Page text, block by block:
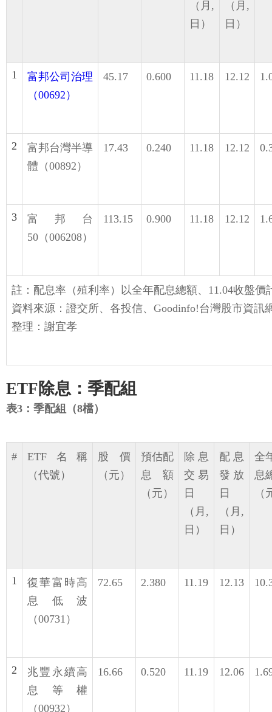
（月,
日）
（月,
日）
1
富邦公司治理
（00692）
45.17 0.600 11.18 12.12
2
富邦台灣半導
體（00892）
17.43 0.240 11.18 12.12
3
富邦台
50（006208）
113.15 0.900 11.18 12.12
註：配息率（殖利率）以全年配息總額、11.04收盤價
資料來源：證交所、各投信、Goodinfo!台灣股市資訊
整理：謝宜孝
ETF除息：季配組
表3：季配組（8檔）
#
ETF名稱
（代號）
股價
（元）
預估配
息額
（元）
除息
交易
日
（月,
日）
配息
發放
日
（月,
日）
全
息
（
1
復華富時高
息低波
（00731）
72.65 2.380 11.19 12.13
2
兆豐永續高
息等權
（00932）
16.66 0.520 11.19 12.06